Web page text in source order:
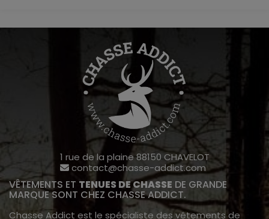
1 rue de la plaine 88150 CHAVELOT
contact@chasse-addict.com
VÊTEMENTS ET TENUES DE CHASSE DE GRANDE
MARQUE SONT CHEZ CHASSE ADDICT.
Chasse Addict est le spécialiste des vêtements de